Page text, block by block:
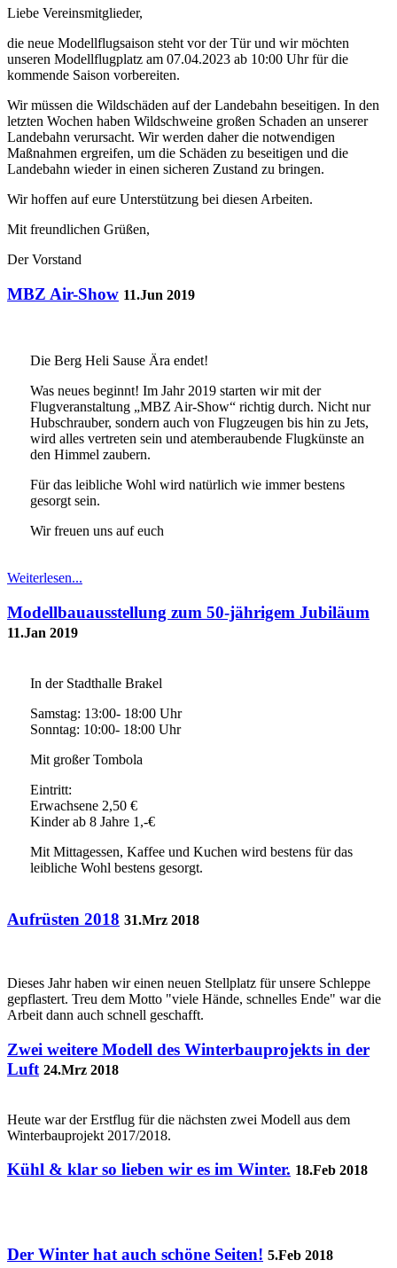
Liebe Vereinsmitglieder,
die neue Modellflugsaison steht vor der Tür und wir möchten
unseren Modellflugplatz am 07.04.2023 ab 10:00 Uhr für die
kommende Saison vorbereiten.
Wirmüssen die Wildschäden auf der Landebahn beseitigen. In den
letzten Wochen haben Wildschweine großen Schaden an unserer
Landebahn verursacht. Wir werden daher die notwendigen
Maßnahmen ergreifen, um die Schäden zu beseitigen und die
Landebahn wieder in einen sicheren Zustand zu bringen.
Wir hoffen auf eure Unterstützung bei diesen Arbeiten.
Mit freundlichen Grüßen,
Der Vorstand
MBZ Air-Show 11.Jun 2019
Die Berg Heli Sause Ära endet!
Was neues beginnt! Im Jahr 2019 starten wir mit der
Flugveranstaltung „MBZ Air-Show“ richtig durch. Nicht nur
Hubschrauber, sondern auch von Flugzeugen bis hin zu Jets,
wird alles vertreten sein und atemberaubende Flugkünste an
den Himmel zaubern.
Für das leibliche Wohl wird natürlich wie immer bestens
gesorgt sein.
Wir freuen uns auf euch
Weiterlesen...
Modellbauausstellung zum 50-jährigem Jubiläum
11.Jan 2019
In der Stadthalle Brakel
Samstag: 13:00- 18:00 Uhr
Sonntag: 10:00- 18:00 Uhr
Mit großer Tombola
Eintritt:
Erwachsene 2,50 €
Kinder ab 8 Jahre 1,-€
Mit Mittagessen, Kaffee und Kuchen wird bestens für das
leibliche Wohl bestens gesorgt.
Aufrüsten 2018 31.Mrz 2018
Dieses Jahr haben wir einen neuen Stellplatz für unsere Schleppe
gepflastert. Treu dem Motto "viele Hände, schnelles Ende" war die
Arbeit dann auch schnell geschafft.
Zwei weitere Modell des Winterbauprojekts in der
Luft 24.Mrz 2018
Heute war der Erstflug für die nächsten zwei Modell aus dem
Winterbauprojekt 2017/2018.
Kühl & klar so lieben wir es im Winter. 18.Feb 2018
Der Winter hat auch schöne Seiten! 5.Feb 2018